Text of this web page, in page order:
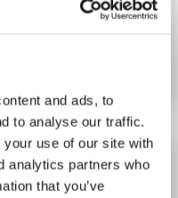
and ads, to
to analyse our traffic.
use of our site with
analytics partners who
that you’ve
ELISA
Hôte: Lapin